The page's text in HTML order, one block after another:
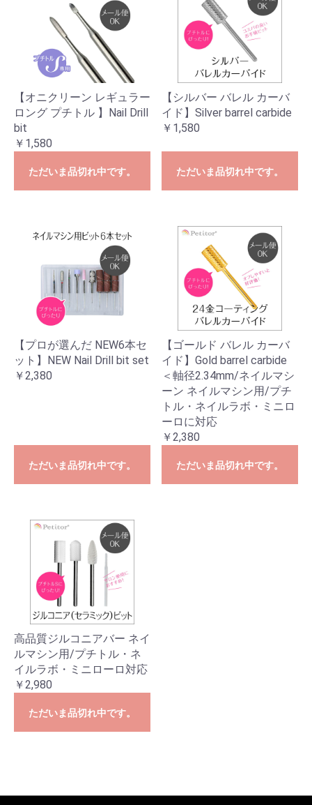
【オニクリーン レギュラー
ロング プチトル 】Nail Drill
bit
￥1,580
ただいま品切れ中です。
【シルバー バレル カーバ
イド】Silver barrel carbide
￥1,580
ただいま品切れ中です。
【プロが選んだ NEW6本セ
ット】NEW Nail Drill bit set
￥2,380
ただいま品切れ中です。
【ゴールド バレル カーバ
イド】Gold barrel carbide
＜軸径2.34mm/ネイルマシ
ーン ネイルマシン用/プチ
トル・ネイルラボ・ミニロ
ーロに対応
￥2,380
ただいま品切れ中です。
高品質ジルコニアバー ネイ
ルマシン用/プチトル・ネ
イルラボ・ミニローロ対応
￥2,980
ただいま品切れ中です。